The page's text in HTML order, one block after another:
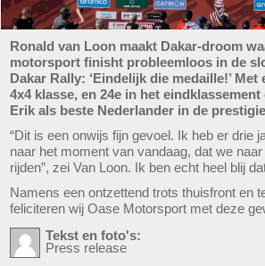
Ronald van Loon maakt Dakar-droom
motorsport finisht probleemloos in de
Dakar Rally: ‘Eindelijk die medaille!’ Met
4x4 klasse, en 24e in het
Erik als beste Nederlander in de
“Dit is een onwijs fijn gevoel. Ik heb er drie
naar het moment van vandaag, dat we
rijden”, zei Van Loon. Ik ben echt heel blij
Namens een ontzettend trots thuisfront en
feliciteren wij Oase Motorsport met deze
Tekst en foto's:
Press release